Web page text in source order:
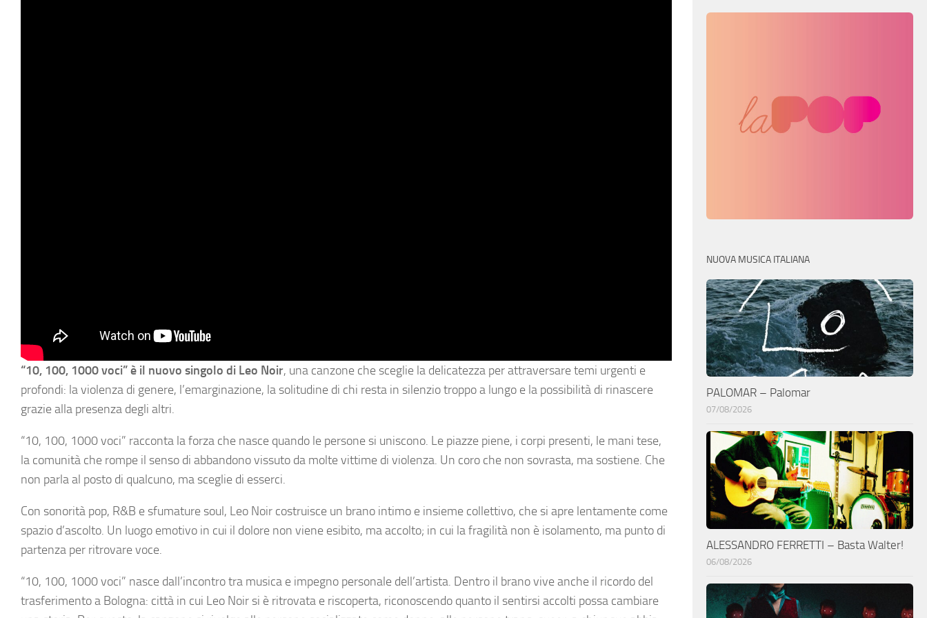
“10, 100, 1000 voci” è il nuovo singolo di Leo Noir, una canzone che sceglie la delicatezza per attraversare temi urgenti e
profondi: la violenza di genere, l’emarginazione, la solitudine di chi resta in silenzio troppo a lungo e la possibilità di rinascere
grazie alla presenza degli altri.
“10, 100, 1000 voci” racconta la forza che nasce quando le persone si uniscono. Le piazze piene, i corpi presenti, le mani tese,
la comunità che rompe il senso di abbandono vissuto da molte vittime di violenza. Un coro che non sovrasta, ma sostiene. Che
non parla al posto di qualcuno, ma sceglie di esserci.
Con sonorità pop, R&B e sfumature soul, Leo Noir costruisce un brano intimo e insieme collettivo, che si apre lentamente come
spazio d’ascolto. Un luogo emotivo in cui il dolore non viene esibito, ma accolto; in cui la fragilità non è isolamento, ma punto di
partenza per ritrovare voce.
“10, 100, 1000 voci” nasce dall’incontro tra musica e impegno personale dell’artista. Dentro il brano vive anche il ricordo del
trasferimento a Bologna: città in cui Leo Noir si è ritrovata e riscoperta, riconoscendo quanto il sentirsi accolti possa cambiare
NUOVA MUSICA ITALIANA
PALOMAR – Palomar
07/08/2026
ALESSANDRO FERRETTI – Basta Walter!
06/08/2026